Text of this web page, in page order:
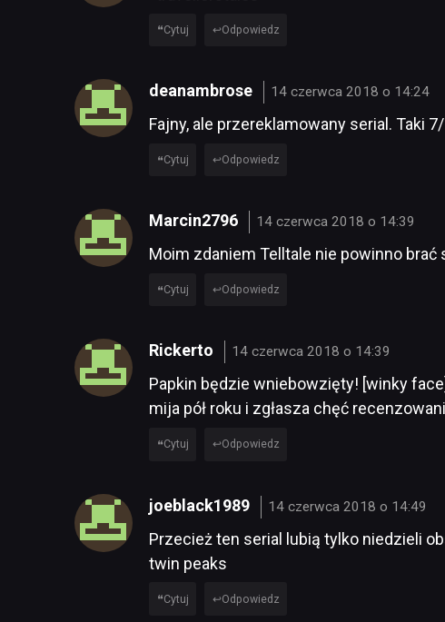
Cytuj Odpowiedz
deanambrose 14 czerwca 2018 o 14:24
Fajny, ale przereklamowany serial. Taki
Cytuj Odpowiedz
Marcin2796 14 czerwca 2018 o 14:39
Moim zdaniem Telltale nie powinno
Cytuj Odpowiedz
Rickerto 14 czerwca 2018 o 14:39
Papkin będzie wniebowzięty! [winky
mija pół roku i zgłasza chęć
Cytuj Odpowiedz
joeblack1989 14 czerwca 2018 o 14:49
Przecież ten serial lubią tylko niedzieli
twin peaks
Cytuj Odpowiedz